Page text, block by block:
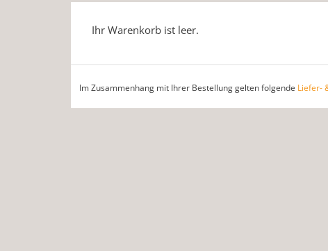
Ihr Warenkorb ist leer.
Im Zusammenhang mit Ihrer Bestellung gelten folgende Liefer-